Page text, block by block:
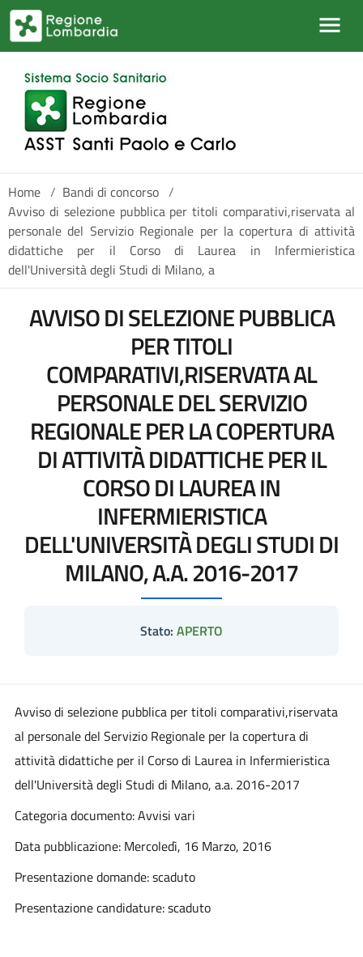
Salta al contenuto principale
Home / Bandi di concorso /
Avviso di selezione pubblica per titoli comparativi,riservata al
personale del Servizio Regionale per la copertura di attività
didattiche per il Corso di Laurea in Infermieristica
dell'Università degli Studi di Milano, a
AVVISO DI SELEZIONE PUBBLICA
PER TITOLI
COMPARATIVI,RISERVATA AL
PERSONALE DEL SERVIZIO
REGIONALE PER LA COPERTURA
DI ATTIVITÀ DIDATTICHE PER IL
CORSO DI LAUREA IN
INFERMIERISTICA
DELL'UNIVERSITÀ DEGLI STUDI DI
MILANO, A.A. 2016-2017
Stato: APERTO
Avviso di selezione pubblica per titoli comparativi,riservata
al personale del Servizio Regionale per la copertura di
attività didattiche per il Corso di Laurea in Infermieristica
dell'Università degli Studi di Milano, a.a. 2016-2017
Categoria documento: Avvisi vari
Data pubblicazione: Mercoledì, 16 Marzo, 2016
Presentazione domande: scaduto
Presentazione candidature: scaduto